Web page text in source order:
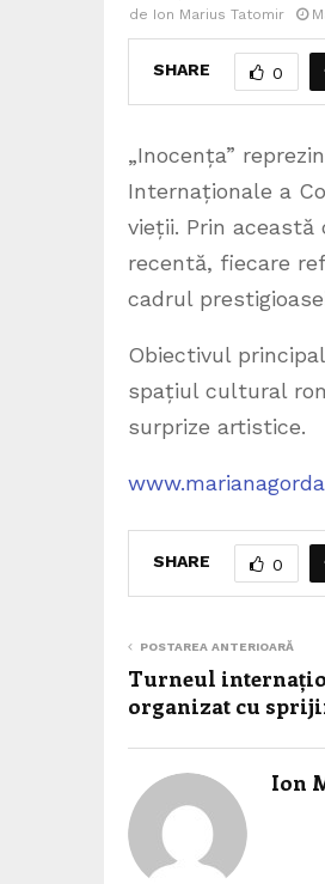
de Ion Marius Tatomir
SHARE 0
„Inocența”
Internaționale a
vieții. Prin
recentă, fiecare
cadrul
Obiectivul
spațiul cultural
surprize artistice.
SHARE 0
POSTAREA ANTERIOARĂ
Turneul
organizat cu
Ion